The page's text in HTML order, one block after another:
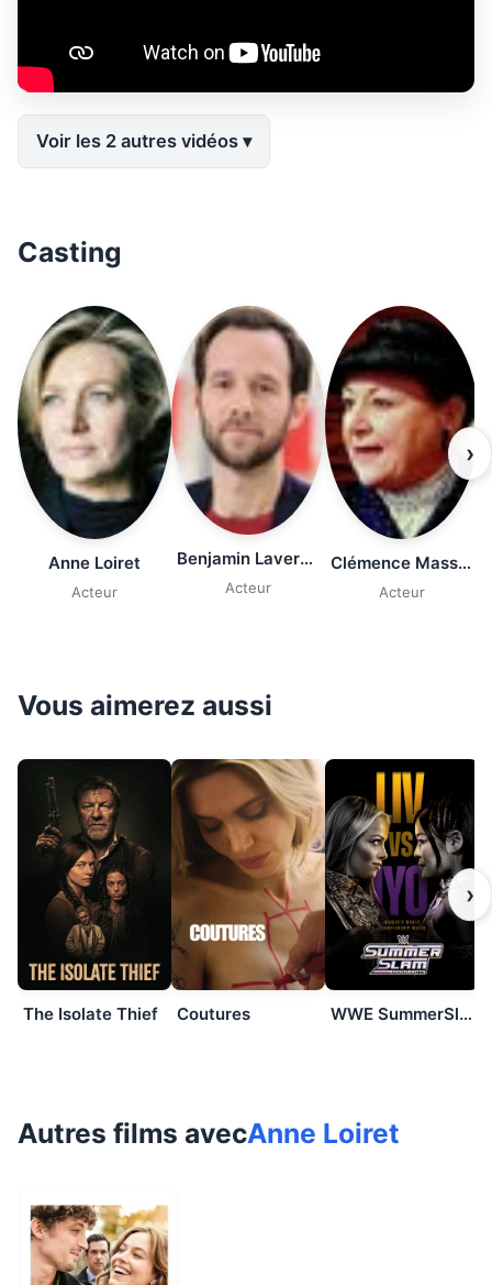
Voir les 2 autres vidéos
Casting
Anne Loiret
Acteur
Benjamin Lavernhe
Acteur
Clémence Massart-Weit
Acteur
›
Vous aimerez aussi
The Isolate Thief Coutures WWE SummerSlam 2026: Saturday
›
Autres films avecAnne Loiret